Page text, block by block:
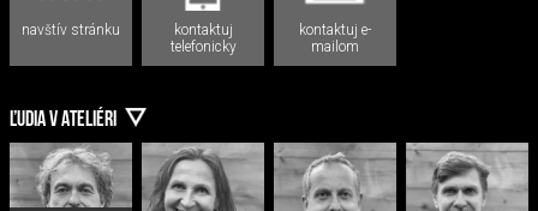
navštív stránku
kontaktuj
telefonicky
kontaktuj e-
mailom
ĽUDIA V ATELIÉRI